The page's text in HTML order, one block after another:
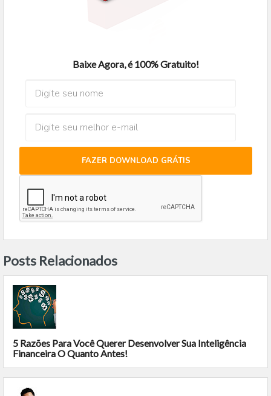
Baixe Agora, é 100% Gratuito!
FAZER DOWNLOAD GRÁTIS
Posts Relacionados
5 Razões Para Você Querer Desenvolver Sua Inteligência
Financeira O Quanto Antes!